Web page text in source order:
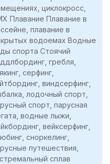
циклокросс,
Плавание Плавание в
плавание в
водоемах Водные
спорта Стоячий
гребля,
серфинг,
виндсерфинг,
лодочный спорт,
спорт, парусная
водные лыжи,
вейксерфинг,
сноркелинг,
путешествия,
сплав